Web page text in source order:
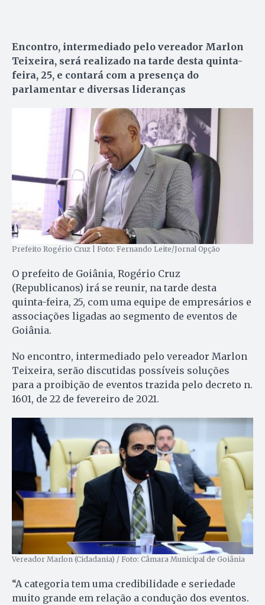
Encontro, intermediado pelo vereador Marlon
Teixeira, será realizado na tarde desta quinta-
feira, 25, e contará com a presença do
parlamentar e diversas lideranças
Prefeito Rogério Cruz | Foto: Fernando Leite/Jornal Opção
O prefeito de Goiânia, Rogério Cruz
(Republicanos) irá se reunir, na tarde desta
quinta-feira, 25, com uma equipe de empresários e
associações ligadas ao segmento de eventos de
Goiânia.
No encontro, intermediado pelo vereador Marlon
Teixeira, serão discutidas possíveis soluções
para a proibição de eventos trazida pelo decreto n.
1601, de 22 de fevereiro de 2021.
Vereador Marlon (Cidadania) / Foto: Câmara Municipal de Goiânia
“A categoria tem uma credibilidade e seriedade
muito grande em relação a condução dos eventos.